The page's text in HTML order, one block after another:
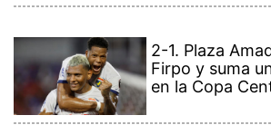
2-1. Plaza
Firpo y suma
en la Copa